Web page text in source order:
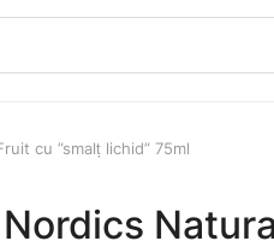
cu ”smalț lichid” 75ml
Nordics